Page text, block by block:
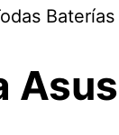
Baterías